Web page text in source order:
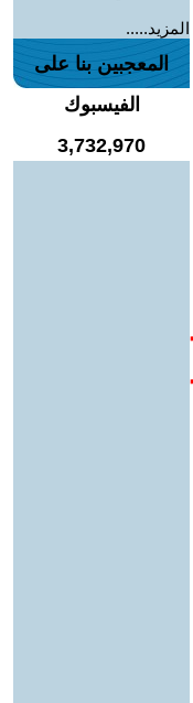
المزيد.....
المعجبين بنا على
الفيسبوك
3,732,970